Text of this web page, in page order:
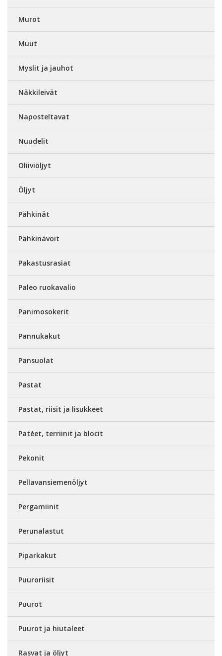
Murot
Muut
Myslit ja jauhot
Näkkileivät
Naposteltavat
Nuudelit
Oliiviöljyt
Öljyt
Pähkinät
Pähkinävoit
Pakastusrasiat
Paleo ruokavalio
Panimosokerit
Pannukakut
Pansuolat
Pastat
Pastat, riisit ja lisukkeet
Patéet, terriinit ja blocit
Pekonit
Pellavansiemenöljyt
Pergamiinit
Perunalastut
Piparkakut
Puuroriisit
Puurot
Puurot ja hiutaleet
Rasvat ja öljyt